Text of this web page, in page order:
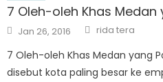
7 Oleh-oleh Khas Medan
Posted
on
Jan 26, 2016 Author
rida tera
7 Oleh-oleh Khas Medan yang
disebut kota paling besar ke